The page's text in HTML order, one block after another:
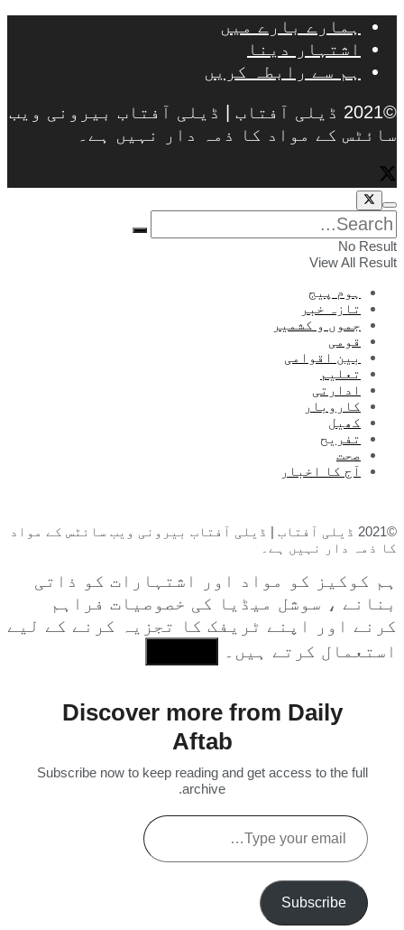
ہمارے بارے میں
اشتہار دینا
ہم سے رابطہ کریں
©2021 ڈیلی آفتاب | ڈیلی آفتاب بیرونی ویب
سائٹس کے مواد کا ذمہ دار نہیں ہے۔
No Result
View All Result
ہوم پیج
تازہ خبر
جموں و کشمیر
قومی
بین اقوامی
تعلیم
ادارتی
کاروبار
کھیل
تفریح
صحت
آج کا اخبار
©2021 ڈیلی آفتاب | ڈیلی آفتاب بیرونی ویب سائٹس کے مواد
کا ذمہ دار نہیں ہے۔
ہم کوکیز کو مواد اور اشتہارات کو ذاتی
بنانے ، سوشل میڈیا کی خصوصیات فراہم
کرنے اور اپنے ٹریفک کا تجزیہ کرنے کے لیے
استعمال کرتے ہیں۔
Discover more from Daily
Aftab
Subscribe now to keep reading and get access to the full
archive.
Type
your
Subscribe